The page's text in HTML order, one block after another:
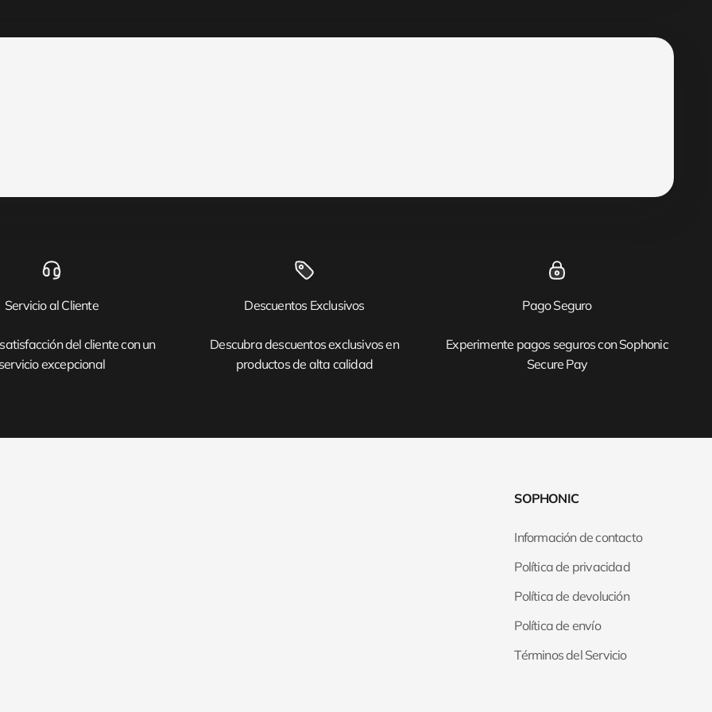
Servicio al Cliente
del cliente con un
excepcional
Descuentos Exclusivos
Descubra descuentos exclusivos en
productos de alta calidad
Pago Seguro
Experimente pagos seguros con Sophonic
Secure Pay
SOPHONIC
Información de contacto
Política de privacidad
Política de devolución
Política de envío
Términos del Servicio